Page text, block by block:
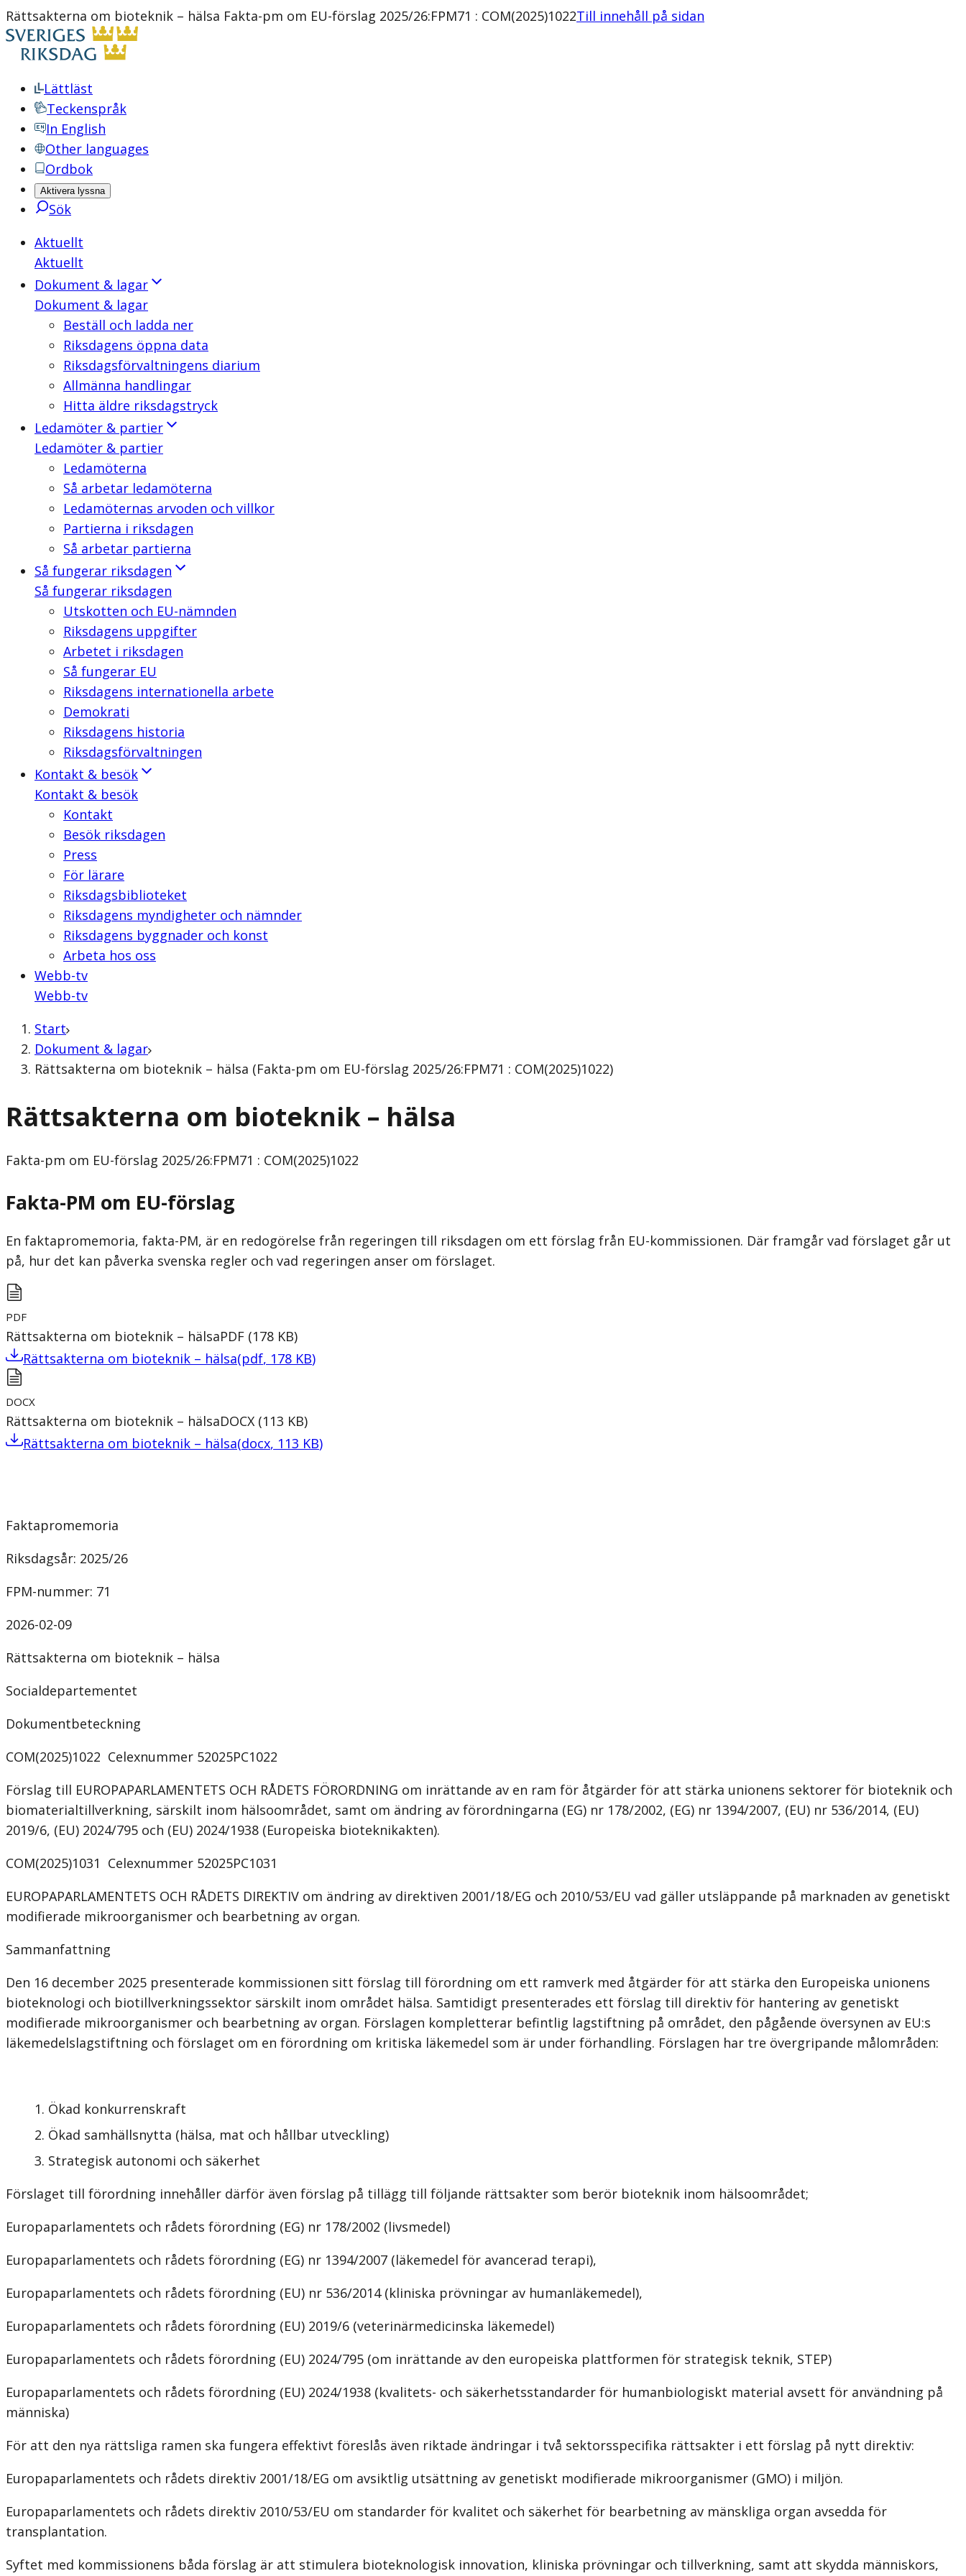
Rättsakterna om bioteknik – hälsa Fakta-pm om EU-förslag 2025/26:FPM71 : COM(2025)1022Till innehåll på sidan
Lättläst
Teckenspråk
In English
Other languages
Ordbok
Aktivera lyssna
Sök
Aktuellt
Aktuellt
Dokument & lagar
Dokument & lagar
Beställ och ladda ner
Riksdagens öppna data
Riksdagsförvaltningens diarium
Allmänna handlingar
Hitta äldre riksdagstryck
Ledamöter & partier
Ledamöter & partier
Ledamöterna
Så arbetar ledamöterna
Ledamöternas arvoden och villkor
Partierna i riksdagen
Så arbetar partierna
Så fungerar riksdagen
Så fungerar riksdagen
Utskotten och EU-nämnden
Riksdagens uppgifter
Arbetet i riksdagen
Så fungerar EU
Riksdagens internationella arbete
Demokrati
Riksdagens historia
Riksdagsförvaltningen
Kontakt & besök
Kontakt & besök
Kontakt
Besök riksdagen
Press
För lärare
Riksdagsbiblioteket
Riksdagens myndigheter och nämnder
Riksdagens byggnader och konst
Arbeta hos oss
Webb-tv
Webb-tv
Start
Dokument & lagar
Rättsakterna om bioteknik – hälsa (Fakta-pm om EU-förslag 2025/26:FPM71 : COM(2025)1022)
Rättsakterna om bioteknik – hälsa
Fakta-pm om EU-förslag 2025/26:FPM71 : COM(2025)1022
Fakta-PM om EU-förslag
En faktapromemoria, fakta-PM, är en redogörelse från regeringen till riksdagen om ett förslag från EU-kommissionen. Där framgår vad förslaget går ut
på, hur det kan påverka svenska regler och vad regeringen anser om förslaget.
PDF
Rättsakterna om bioteknik – hälsaPDF (178 KB)
Rättsakterna om bioteknik – hälsa(pdf, 178 KB)
DOCX
Rättsakterna om bioteknik – hälsaDOCX (113 KB)
Rättsakterna om bioteknik – hälsa(docx, 113 KB)
Faktapromemoria
Riksdagsår: 2025/26
FPM-nummer: 71
2026-02-09
Rättsakterna om bioteknik – hälsa
Socialdepartementet
Dokumentbeteckning
COM(2025)1022 Celexnummer 52025PC1022
Förslag till EUROPAPARLAMENTETS OCH RÅDETS FÖRORDNING om inrättande av en ram för åtgärder för att stärka unionens sektorer för bioteknik och
biomaterialtillverkning, särskilt inom hälsoområdet, samt om ändring av förordningarna (EG) nr 178/2002, (EG) nr 1394/2007, (EU) nr 536/2014, (EU)
2019/6, (EU) 2024/795 och (EU) 2024/1938 (Europeiska bioteknikakten).
COM(2025)1031 Celexnummer 52025PC1031
EUROPAPARLAMENTETS OCH RÅDETS DIREKTIV om ändring av direktiven 2001/18/EG och 2010/53/EU vad gäller utsläppande på marknaden av genetiskt
modifierade mikroorganismer och bearbetning av organ.
Sammanfattning
Den 16 december 2025 presenterade kommissionen sitt förslag till förordning om ett ramverk med åtgärder för att stärka den Europeiska unionens
bioteknologi och biotillverkningssektor särskilt inom området hälsa. Samtidigt presenterades ett förslag till direktiv för hantering av genetiskt
modifierade mikroorganismer och bearbetning av organ. Förslagen kompletterar befintlig lagstiftning på området, den pågående översynen av EU:s
läkemedelslagstiftning och förslaget om en förordning om kritiska läkemedel som är under förhandling. Förslagen har tre övergripande målområden:
Ökad konkurrenskraft
Ökad samhällsnytta (hälsa, mat och hållbar utveckling)
Strategisk autonomi och säkerhet
Förslaget till förordning innehåller därför även förslag på tillägg till följande rättsakter som berör bioteknik inom hälsoområdet;
Europaparlamentets och rådets förordning (EG) nr 178/2002 (livsmedel)
Europaparlamentets och rådets förordning (EG) nr 1394/2007 (läkemedel för avancerad terapi),
Europaparlamentets och rådets förordning (EU) nr 536/2014 (kliniska prövningar av humanläkemedel),
Europaparlamentets och rådets förordning (EU) 2019/6 (veterinärmedicinska läkemedel)
Europaparlamentets och rådets förordning (EU) 2024/795 (om inrättande av den europeiska plattformen för strategisk teknik, STEP)
Europaparlamentets och rådets förordning (EU) 2024/1938 (kvalitets- och säkerhetsstandarder för humanbiologiskt material avsett för användning på
människa)
För att den nya rättsliga ramen ska fungera effektivt föreslås även riktade ändringar i två sektorsspecifika rättsakter i ett förslag på nytt direktiv:
Europaparlamentets och rådets direktiv 2001/18/EG om avsiktlig utsättning av genetiskt modifierade mikroorganismer (GMO) i miljön.
Europaparlamentets och rådets direktiv 2010/53/EU om standarder för kvalitet och säkerhet för bearbetning av mänskliga organ avsedda för
transplantation.
Syftet med kommissionens båda förslag är att stimulera bioteknologisk innovation, kliniska prövningar och tillverkning, samt att skydda människors,